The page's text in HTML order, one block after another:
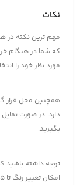
نکات
مهم ترین نکته در
که شما در هنگام
مورد نظر خود را
همچنین محل قرار
دارد. در صورت
بگیرید.
توجه داشته باشید
امکان تغییر رنگ تا 5 درصد وجود دارد.